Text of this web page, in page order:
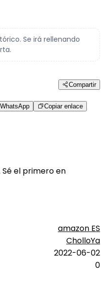
Se irá rellenando
Compartir
WhatsApp Copiar enlace
el primero en
amazon ES
CholloYa
2022-06-02
0